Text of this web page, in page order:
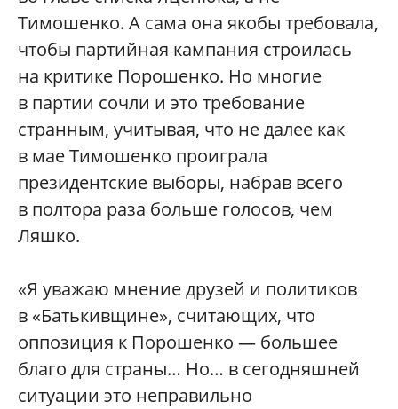
Тимошенко. А сама она якобы требовала,
чтобы партийная кампания строилась
на критике Порошенко. Но многие
в партии сочли и это требование
странным, учитывая, что не далее как
в мае Тимошенко проиграла
президентские выборы, набрав всего
в полтора раза больше голосов, чем
Ляшко.
«Я уважаю мнение друзей и политиков
в «Батькивщине», считающих, что
оппозиция к Порошенко — большее
благо для страны… Но… в сегодняшней
ситуации это неправильно